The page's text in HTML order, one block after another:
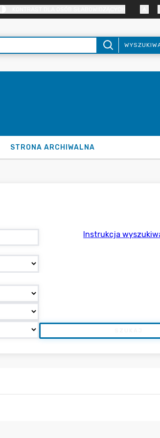
STRONA ARCHIWALNA
Instrukcja